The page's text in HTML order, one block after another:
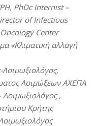
PhDc Internist –
of Infectious
Center
«Κλιματική αλλαγή
Λοιμώξεων ΑΧΕΠΑ
,
Κρήτης